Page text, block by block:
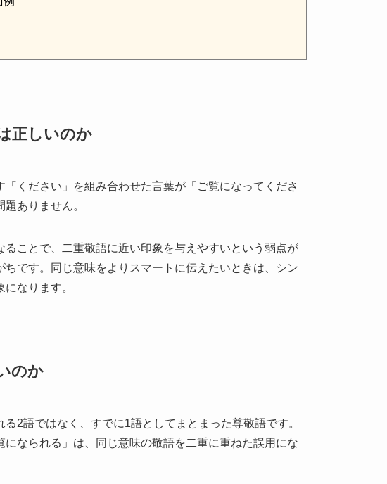
正しいのか
ください」を組み合わせた言葉が「ご覧になってくださ
ありません。
ことで、二重敬語に近い印象を与えやすいという弱点が
です。同じ意味をよりスマートに伝えたいときは、シン
なります。
のか
2語ではなく、すでに1語としてまとまった尊敬語です。
なられる」は、同じ意味の敬語を二重に重ねた誤用にな